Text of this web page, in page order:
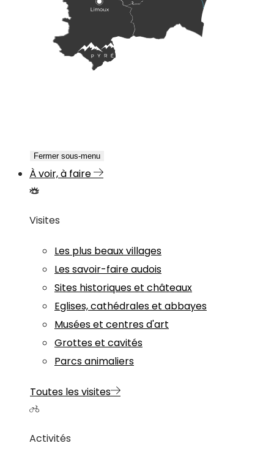
Fermer sous-menu
À voir, à faire
Visites
Les plus beaux villages
Les savoir-faire audois
Sites historiques et châteaux
Eglises, cathédrales et abbayes
Musées et centres d'art
Grottes et cavités
Parcs animaliers
Toutes les visites
Activités